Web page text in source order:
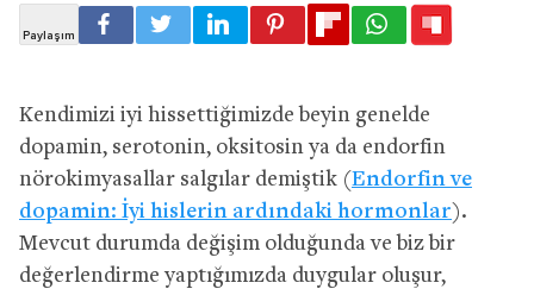
Kendimizi iyi hissettiğimizde beyin genelde
dopamin, serotonin, oksitosin ya da endorfin
nörokimyasallar salgılar demiştik (Endorfin ve
dopamin: İyi hislerin ardındaki hormonlar).
Mevcut durumda değişim olduğunda ve biz bir
değerlendirme yaptığımızda duygular oluşur,